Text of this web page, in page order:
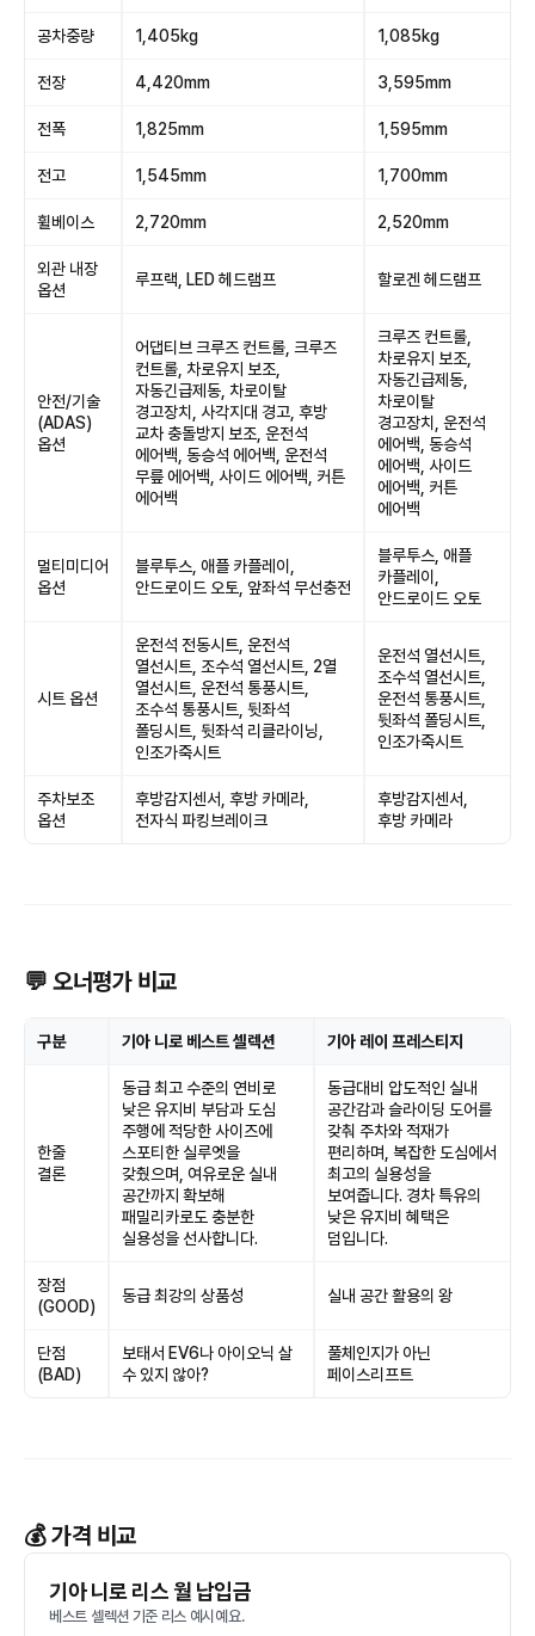
공차중량 1,405kg 1,085kg
전장 4,420mm 3,595mm
전폭 1,825mm 1,595mm
전고 1,545mm 1,700mm
휠베이스 2,720mm 2,520mm
외관 내장
옵션
루프랙, LED 헤드램프 할로겐 헤드램프
안전/기술
(ADAS)
옵션
어댑티브 크루즈 컨트롤, 크루즈
컨트롤, 차로유지 보조,
자동긴급제동, 차로이탈
경고장치, 사각지대 경고, 후방
교차 충돌방지 보조, 운전석
에어백, 동승석 에어백, 운전석
무릎 에어백, 사이드 에어백, 커튼
에어백
크루즈 컨트롤,
차로유지 보조,
자동긴급제동,
차로이탈
경고장치, 운전석
에어백, 동승석
에어백, 사이드
에어백, 커튼
에어백
멀티미디어
옵션
블루투스, 애플 카플레이,
안드로이드 오토, 앞좌석 무선충전
블루투스, 애플
카플레이,
안드로이드 오토
시트 옵션
운전석 전동시트, 운전석
열선시트, 조수석 열선시트, 2열
열선시트, 운전석 통풍시트,
조수석 통풍시트, 뒷좌석
폴딩시트, 뒷좌석 리클라이닝,
인조가죽시트
운전석 열선시트,
조수석 열선시트,
운전석 통풍시트,
뒷좌석 폴딩시트,
인조가죽시트
주차보조
옵션
후방감지센서, 후방 카메라,
전자식 파킹브레이크
후방감지센서,
후방 카메라
💬 오너평가 비교
구분 기아 니로 베스트 셀렉션 기아 레이 프레스티지
한줄
결론
동급 최고 수준의 연비로
낮은 유지비 부담과 도심
주행에 적당한 사이즈에
스포티한 실루엣을
갖췄으며, 여유로운 실내
공간까지 확보해
패밀리카로도 충분한
실용성을 선사합니다.
동급대비 압도적인 실내
공간감과 슬라이딩 도어를
갖춰 주차와 적재가
편리하며, 복잡한 도심에서
최고의 실용성을
보여줍니다. 경차 특유의
낮은 유지비 혜택은
덤입니다.
장점
(GOOD)
동급 최강의 상품성 실내 공간 활용의 왕
단점
(BAD)
보태서 EV6나 아이오닉 살
수 있지 않아?
풀체인지가 아닌
페이스리프트
💰 가격 비교
기아 니로 리스 월 납입금
베스트 셀렉션 기준 리스 예시예요.